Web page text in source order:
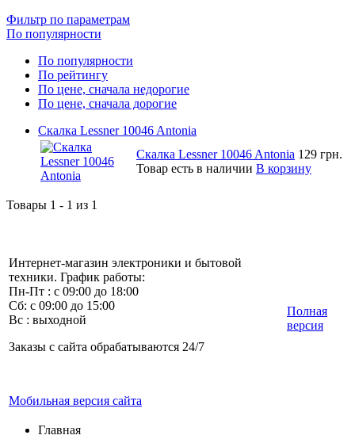
Фильтр по параметрам
По популярности
По популярности
По рейтингу
По цене, сначала недорогие
По цене, сначала дорогие
Скалка Lessner 10046 Antonia
Скалка Lessner 10046 Antonia 129 грн.
Товар есть в наличии В корзину
Товары 1 - 1 из 1
Интернет-магазин электроники и бытовой
техники. График работы:
Пн-Пт : с 09:00 до 18:00
Сб: с 09:00 до 15:00
Вс : выходной
Заказы с сайта обрабатываются 24/7
Мобильная версия сайта
Полная
версия
Главная